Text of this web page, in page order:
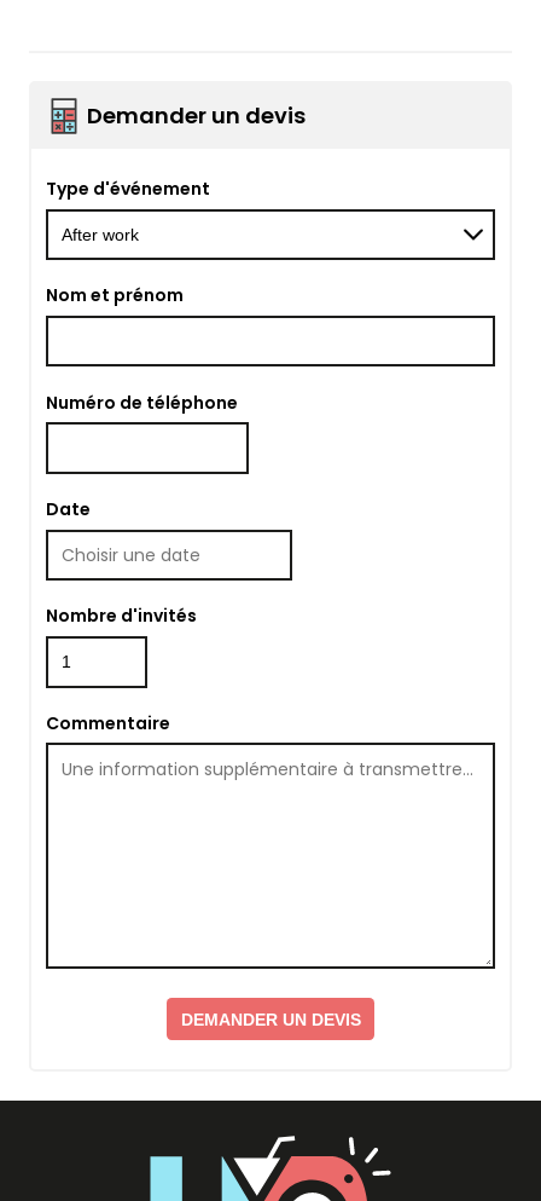
Demander un devis
Type d'événement
Nom et prénom
Numéro de téléphone
Date
Nombre d'invités
Commentaire
DEMANDER UN DEVIS